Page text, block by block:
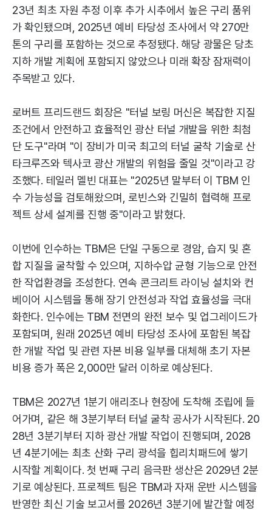
23년 최초 자원 추정 이후 추가 시추에서 높은 구리 품위
가 확인됐으며, 2025년 예비 타당성 조사에서 약 270만
톤의 구리를 포함하는 것으로 추정됐다. 해당 광물은 당초
지하 개발 계획에 포함되지 않았으나 미래 확장 잠재력이
주목받고 있다.
로버트 프리드랜드 회장은 "터널 보링 머신은 복잡한 지질
조건에서 안전하고 효율적인 광산 터널 개발을 위한 최첨
단 도구"라며 "이 장비가 미국 최고의 터널 굴착 기술로 산
타크루즈와 텍사코 광산 개발의 위험을 줄일 것"이라고 강
조했다. 테일러 멜빈 대표는 "2025년 말부터 이 TBM 인
수 가능성을 검토해왔으며, 로빈스와 긴밀히 협력해 프로
젝트 상세 설계를 진행 중"이라고 밝혔다.
이번에 인수하는 TBM은 단일 구동으로 경암, 습지 및 혼
합 지질을 굴착할 수 있으며, 지하수압 균형 기능으로 안전
한 작업환경을 조성한다. 연속 콘크리트 라이닝 설치와 컨
베이어 시스템을 통해 장기 안전성과 작업 효율성을 극대
화한다. 인수에는 TBM 전면의 완전 보수 및 업그레이드가
포함되며, 원래 2025년 예비 타당성 조사에 포함된 복잡
한 개발 작업 및 관련 자본 비용 일부를 대체해 초기 자본
비용 증가 폭은 2,000만 달러 이하로 예상된다.
TBM은 2027년 1분기 애리조나 현장에 도착해 조립에 들
어가며, 같은 해 3분기부터 터널 굴착 공사가 시작된다. 20
28년 3분기부터 지하 광산 개발 작업이 진행되며, 2028
년 4분기에는 최초 산화 구리 광석을 힙리치패드에 쌓기
시작할 계획이다. 첫 번째 구리 음극판 생산은 2029년 2분
기로 예상된다. 프로젝트 팀은 TBM과 자재 운반 시스템을
반영한 최신 기술 보고서를 2026년 3분기에 발간할 예정